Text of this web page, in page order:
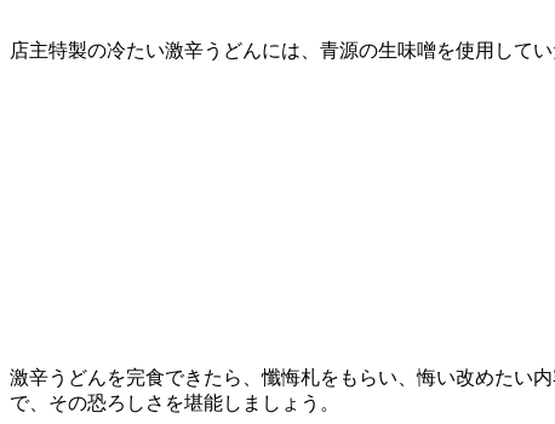
店主特製の冷たい激辛うどんには、青源の生味噌を使用して
激辛うどんを完食できたら、懺悔札をもらい、悔い改めたい
で、その恐ろしさを堪能しましょう。